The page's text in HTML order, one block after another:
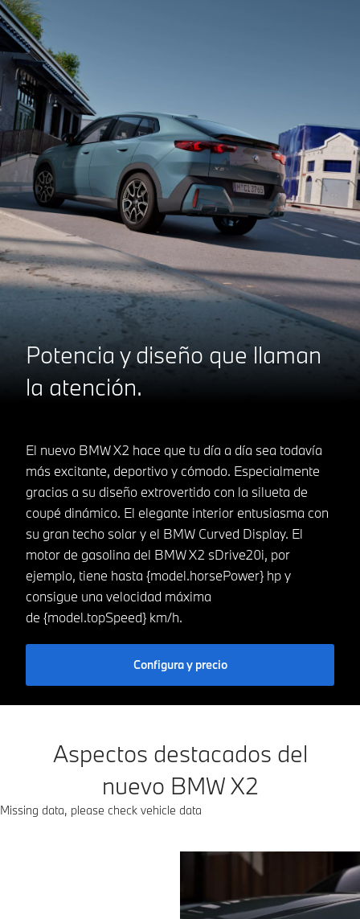
Potencia y diseño que llaman
la atención.
El nuevo BMW X2 hace que tu día a día sea todavía
más excitante, deportivo y cómodo. Especialmente
gracias a su diseño extrovertido con la silueta de
coupé dinámico. El elegante interior entusiasma con
su gran techo solar y el BMW Curved Display. El
motor de gasolina del BMW X2 sDrive20i, por
ejemplo, tiene hasta {model.horsePower} hp y
consigue una velocidad máxima
de {model.topSpeed} km/h.
Configura y precio
Aspectos destacados del
nuevo BMW X2
Missing data, please check vehicle data